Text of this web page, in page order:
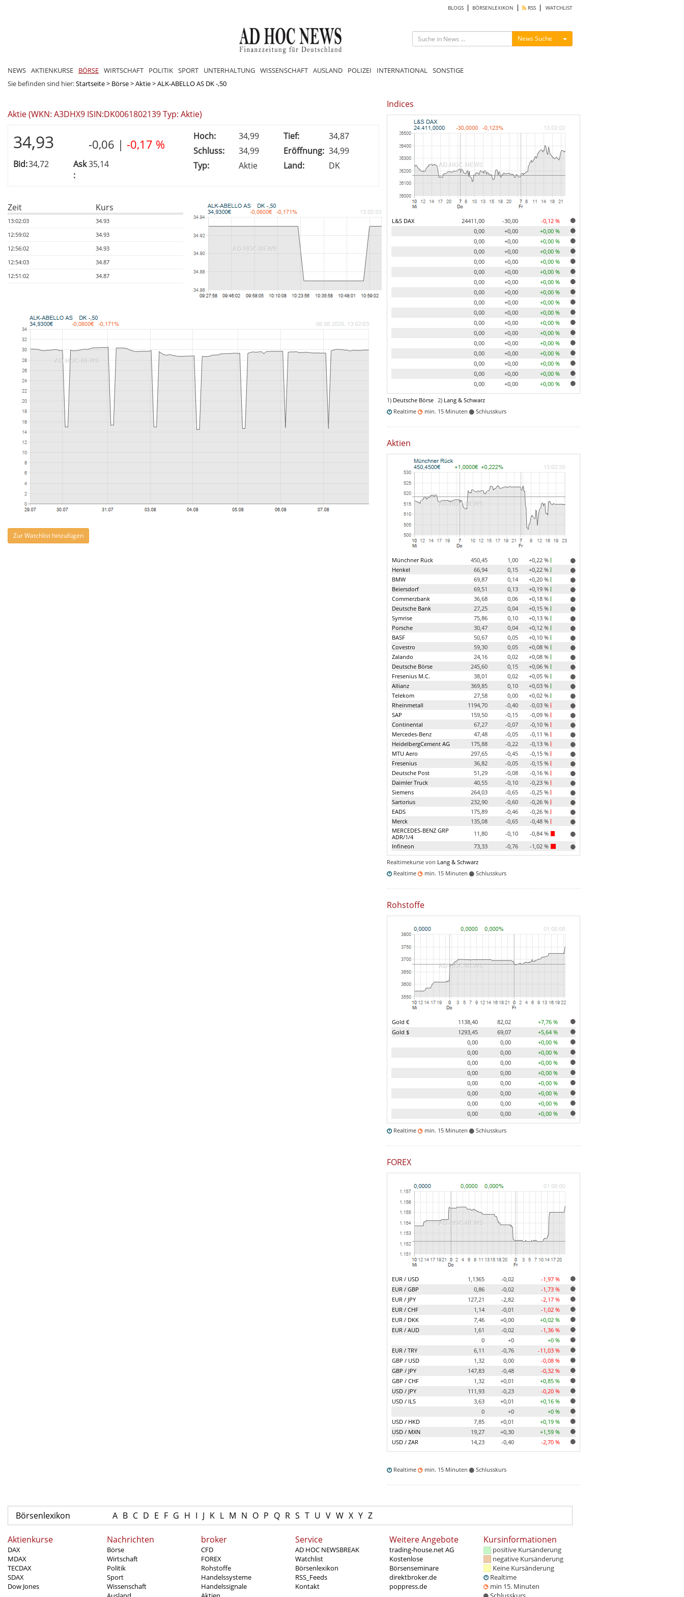
BLOGS BÖRSENLEXIKON RSS WATCHLIST
News Suche Menü ein-/ausblenden
NEWS AKTIENKURSE BÖRSE WIRTSCHAFT POLITIK SPORT UNTERHALTUNG WISSENSCHAFT AUSLAND POLIZEI INTERNATIONAL SONSTIGE
Sie befinden sind hier:Startseite> Börse>Aktie>ALK-ABELLO AS DK -,50
Aktie (WKN: A3DHX9 ISIN:DK0061802139 Typ: Aktie)
34,93 -0,06 | -0,17 %
Bid:34,72
Ask
:
35,14
Hoch: 34,99 Tief:
34,87
Schluss:
34,99 Eröffnung: 34,99
Typ:
Aktie Land: DK
Zeit Kurs
13:02:03
34.93
12:59:02
34.93
12:56:02
34.93
12:54:03
34.87
12:51:02
34.87
Zur Watchlist hinzufügen
Indices
L&S DAX 24411,00 -30,00
-0,12 %
0,00
+0,00
+0,00 %
0,00
+0,00
+0,00 %
0,00
+0,00
+0,00 %
0,00
+0,00
+0,00 %
0,00
+0,00
+0,00 %
0,00
+0,00
+0,00 %
0,00
+0,00
+0,00 %
0,00
+0,00
+0,00 %
0,00
+0,00
+0,00 %
0,00
+0,00
+0,00 %
0,00
+0,00
+0,00 %
0,00
+0,00
+0,00 %
0,00
+0,00
+0,00 %
0,00
+0,00
+0,00 %
0,00
+0,00
+0,00 %
0,00
+0,00 +0,00 %
1) Deutsche Börse 2) Lang & Schwarz
Realtime
min. 15 Minuten Schlusskurs
Aktien
Münchner Rück 450,45 1,00
+0,22 %
Henkel
66,94 0,15
+0,22 %
BMW
69,87 0,14
+0,20 %
Beiersdorf
69,51 0,13
+0,19 %
Commerzbank
36,68 0,06
+0,18 %
Deutsche Bank
27,25 0,04
+0,15 %
Symrise
75,86 0,10
+0,13 %
Porsche
30,47 0,04
+0,12 %
BASF
50,67 0,05
+0,10 %
Covestro
59,30 0,05
+0,08 %
Zalando
24,16 0,02
+0,08 %
Deutsche Börse
245,60 0,15
+0,06 %
Fresenius M.C.
38,01 0,02
+0,05 %
Allianz
369,85 0,10
+0,03 %
Telekom
27,58 0,00
+0,02 %
Rheinmetall
1194,70 -0,40
-0,03 %
SAP
159,50 -0,15
-0,09 %
Continental
67,27 -0,07
-0,10 %
Mercedes-Benz
47,48 -0,05
-0,11 %
HeidelbergCement AG
175,88 -0,22
-0,13 %
MTU Aero
297,65 -0,45
-0,15 %
Fresenius
36,82 -0,05
-0,15 %
Deutsche Post
51,29 -0,08
-0,16 %
Daimler Truck
40,55 -0,10
-0,23 %
Siemens
264,03 -0,65
-0,25 %
Sartorius
232,90 -0,60
-0,26 %
EADS
175,89 -0,46
-0,26 %
Merck
135,08 -0,65
-0,48 %
MERCEDES-BENZ GRP
ADR/1/4
11,80 -0,10
-0,84 %
Infineon
73,33 -0,76 -1,02 %
Realtimekurse von Lang & Schwarz
Realtime
min. 15 Minuten Schlusskurs
Rohstoffe
Gold € 1138,40 82,02
+7,76 %
Gold $
1293,45 69,07
+5,64 %
0,00
0,00
+0,00 %
0,00
0,00
+0,00 %
0,00
0,00
+0,00 %
0,00
0,00
+0,00 %
0,00
0,00
+0,00 %
0,00
0,00
+0,00 %
0,00
0,00
+0,00 %
0,00
0,00 +0,00 %
Realtime min. 15 Minuten Schlusskurs
FOREX
EUR / USD 1,1365 -0,02
-1,97 %
EUR / GBP
0,86 -0,02
-1,73 %
EUR / JPY
127,21 -2,82
-2,17 %
EUR / CHF
1,14 -0,01
-1,02 %
EUR / DKK
7,46 +0,00
+0,02 %
EUR / AUD
1,61 -0,02
-1,36 %
0
+0
+0 %
EUR / TRY
6,11 -0,76
-11,03 %
GBP / USD
1,32 0,00
-0,08 %
GBP / JPY
147,83 -0,48
-0,32 %
GBP / CHF
1,32 +0,01
+0,85 %
USD / JPY
111,93 -0,23
-0,20 %
USD / ILS
3,63 +0,01
+0,16 %
0
+0
+0 %
USD / HKD
7,85 +0,01
+0,19 %
USD / MXN
19,27 +0,30
+1,59 %
USD / ZAR
14,23 -0,40 -2,70 %
Realtime min. 15 Minuten Schlusskurs
Börsenlexikon A B C D E F G H I J K L M N O P Q R S T U V W X Y Z
Aktienkurse
DAX
MDAX
TECDAX
SDAX
Dow Jones
Nachrichten
Börse
Wirtschaft
Politik
Sport
Wissenschaft
broker
CFD
FOREX
Rohstoffe
Handelssysteme
Handelssignale
Service
AD HOC NEWSBREAK
Watchlist
Börsenlexikon
RSS_Feeds
Kontakt
Weitere Angebote
trading-house.net AG
Kostenlose
Börsenseminare
direktbroker.de
poppress.de
Kursinformationen
positive Kursänderung
negative Kursänderung
Keine Kursänderung
Realtime
min 15. Minuten